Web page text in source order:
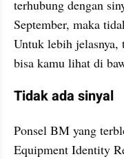
terhubung dengan
September, maka
Untuk lebih
bisa kamu lihat di
Tidak ada sinyal
Ponsel BM yang
Equipment Identity